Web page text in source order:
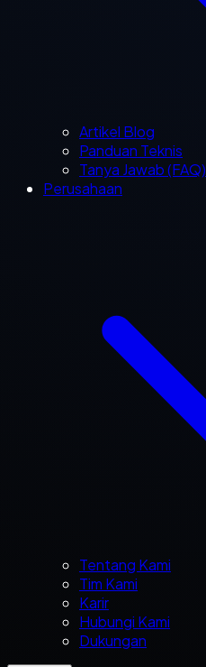
Artikel Blog
Panduan Teknis
Tanya Jawab (FAQ)
Perusahaan
Tentang Kami
Tim Kami
Karir
Hubungi Kami
Dukungan